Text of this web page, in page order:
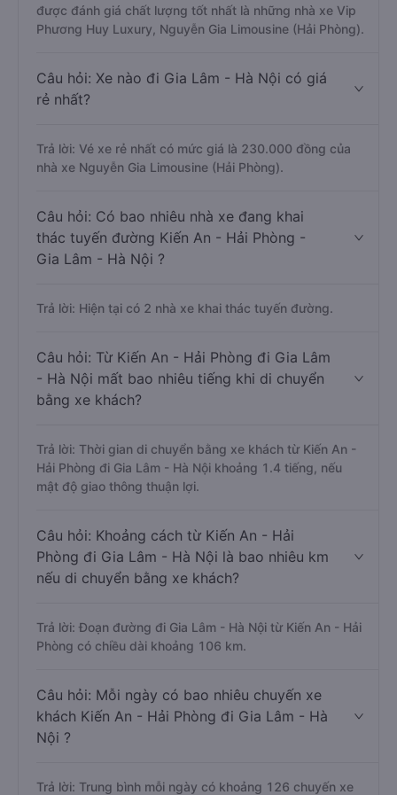
được đánh giá chất lượng tốt nhất là những nhà xe Vip
Phương Huy Luxury, Nguyễn Gia Limousine (Hải Phòng).
Câu hỏi: Xe nào đi Gia Lâm - Hà Nội có giá
rẻ nhất?
Trả lời: Vé xe rẻ nhất có mức giá là 230.000 đồng của
nhà xe Nguyễn Gia Limousine (Hải Phòng).
Câu hỏi: Có bao nhiêu nhà xe đang khai
thác tuyến đường Kiến An - Hải Phòng -
Gia Lâm - Hà Nội ?
Trả lời: Hiện tại có 2 nhà xe khai thác tuyến đường.
Câu hỏi: Từ Kiến An - Hải Phòng đi Gia Lâm
- Hà Nội mất bao nhiêu tiếng khi di chuyển
bằng xe khách?
Trả lời: Thời gian di chuyển bằng xe khách từ Kiến An -
Hải Phòng đi Gia Lâm - Hà Nội khoảng 1.4 tiếng, nếu
mật độ giao thông thuận lợi.
Câu hỏi: Khoảng cách từ Kiến An - Hải
Phòng đi Gia Lâm - Hà Nội là bao nhiêu km
nếu di chuyển bằng xe khách?
Trả lời: Đoạn đường đi Gia Lâm - Hà Nội từ Kiến An - Hải
Phòng có chiều dài khoảng 106 km.
Câu hỏi: Mỗi ngày có bao nhiêu chuyến xe
khách Kiến An - Hải Phòng đi Gia Lâm - Hà
Nội ?
Trả lời: Trung bình mỗi ngày có khoảng 126 chuyến xe